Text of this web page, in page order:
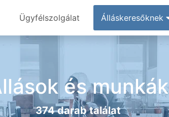
Ügyfélszolgálat Álláskeresőknek
és munkák
374 darab találat